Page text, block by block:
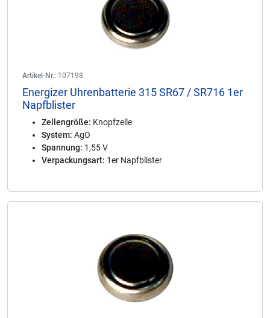
Artikel-Nr.: 107198
Energizer Uhrenbatterie 315 SR67 / SR716 1er
Napfblister
Zellengröße: Knopfzelle
System: AgO
Spannung: 1,55 V
Verpackungsart: 1er Napfblister